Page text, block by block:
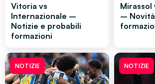
Vitoria vs
Internazionale –
Notizie e probabili
formazioni
Mirassol
–
NOTIZIE NOTIZIE